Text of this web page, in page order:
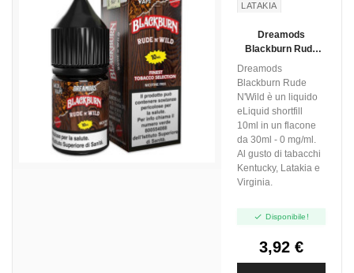
LATAKIA
KENTUCKY
Dreamods
Blackburn Rude
NWild - Mix And
Vape - 10ml
Dreamods
Blackburn Rude
N'Wild è un liquido
eLiquid shortfill
10ml in un flacone
da 30ml - 0 mg/ml.
Al gusto di tabacchi
Kentucky, Latakia e
Virginia.
 Disponibile!
3,92 €